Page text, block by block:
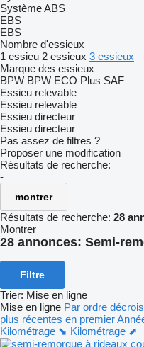
Système ABS
EBS
EBS
Nombre d'essieux
1 essieu 2 essieux 3 essieux
Marque des essieux
BPW BPW ECO Plus SAF
Essieu relevable
Essieu relevable
Essieu directeur
Essieu directeur
Pas assez de filtres ?
Proposer une modification
Résultats de recherche:
-
montrer
Résultats de recherche: 28
Montrer
28 annonces: Semi-
Filtre
Trier: Mise en ligne
Mise en ligne Par ordre
plus récentes en premier
Kilométrage ⬊ Kilométrage ⬈